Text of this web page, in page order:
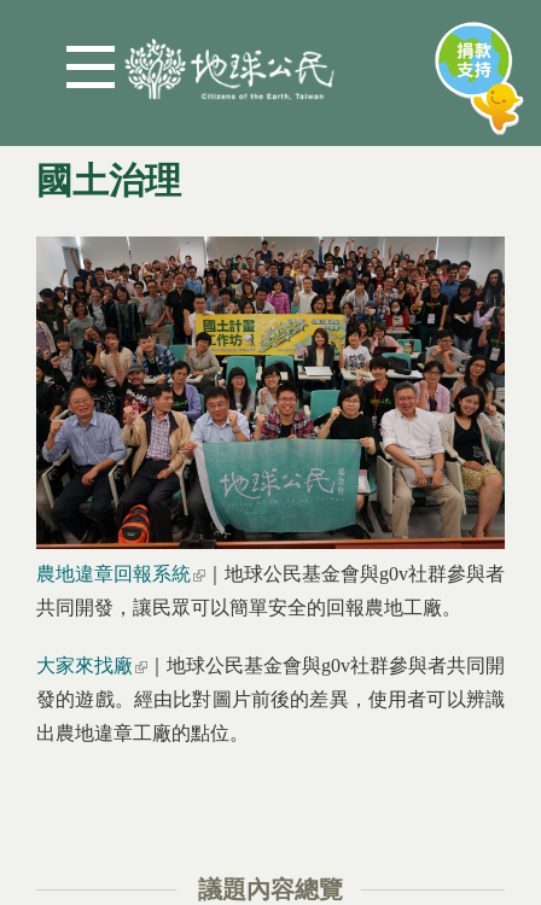
國土治理
您在這裡
農地違章回報系統(link is external)
｜地球公民基金會與g0v社群參與者
共同開發，讓民眾可以簡單安全的回報農地工廠。
大家來找廠 (link is external)
｜地球公民基金會與g0v社群參與者共同開
發的遊戲。經由比對圖片前後的差異，使用者可以辨識
出農地違章工廠的點位。
議題內容總覽